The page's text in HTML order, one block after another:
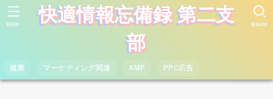
快適情報忘備録 第二支
部
健康 マーケティング関連 AMP PPC広告
SEARCH
MENU